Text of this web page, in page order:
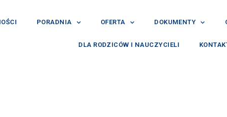
PORADNIA OFERTA DOKUMENTY
DLA RODZICÓW I NAUCZYCIELI